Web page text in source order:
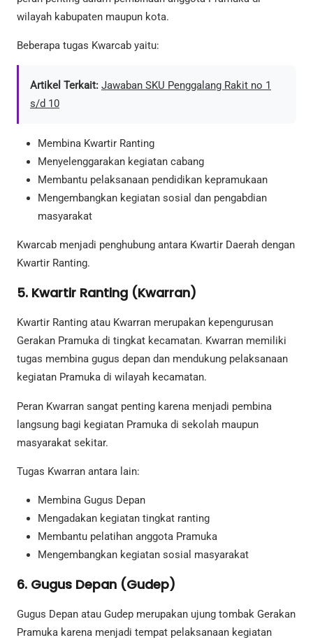
wilayah kabupaten maupun kota.
Beberapa tugas Kwarcab yaitu:
Artikel Terkait: Jawaban SKU Penggalang Rakit no 1
s/d 10
Membina Kwartir Ranting
Menyelenggarakan kegiatan cabang
Membantu pelaksanaan pendidikan kepramukaan
Mengembangkan kegiatan sosial dan pengabdian
masyarakat
Kwarcab menjadi penghubung antara Kwartir Daerah dengan
Kwartir Ranting.
5. Kwartir Ranting (Kwarran)
Kwartir Ranting atau Kwarran merupakan kepengurusan
Gerakan Pramuka di tingkat kecamatan. Kwarran memiliki
tugas membina gugus depan dan mendukung pelaksanaan
kegiatan Pramuka di wilayah kecamatan.
Peran Kwarran sangat penting karena menjadi pembina
langsung bagi kegiatan Pramuka di sekolah maupun
masyarakat sekitar.
Tugas Kwarran antara lain:
Membina Gugus Depan
Mengadakan kegiatan tingkat ranting
Membantu pelatihan anggota Pramuka
Mengembangkan kegiatan sosial masyarakat
6. Gugus Depan (Gudep)
Gugus Depan atau Gudep merupakan ujung tombak Gerakan
Pramuka karena menjadi tempat pelaksanaan kegiatan